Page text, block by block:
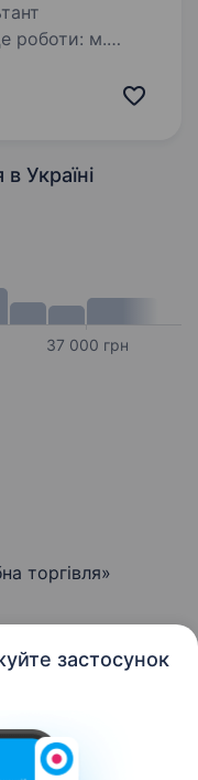
застосунок
роботи: м.
в Україні
37 000 грн
торгівля»